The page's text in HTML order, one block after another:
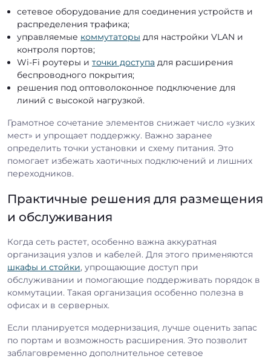
сетевое оборудование для соединения устройств и
распределения трафика;
управляемые коммутаторы для настройки VLAN и
контроля портов;
Wi-Fi роутеры и точки доступа для расширения
беспроводного покрытия;
решения под оптоволоконное подключение для
линий с высокой нагрузкой.
Грамотное сочетание элементов снижает число «узких
мест» и упрощает поддержку. Важно заранее
определить точки установки и схему питания. Это
помогает избежать хаотичных подключений и лишних
переходников.
Практичные решения для размещения
и обслуживания
Когда сеть растет, особенно важна аккуратная
организация узлов и кабелей. Для этого применяются
шкафы и стойки, упрощающие доступ при
обслуживании и помогающие поддерживать порядок в
коммутации. Такая организация особенно полезна в
офисах и в серверных.
Если планируется модернизация, лучше оценить запас
по портам и возможность расширения. Это позволит
заблаговременно дополнительное сетевое